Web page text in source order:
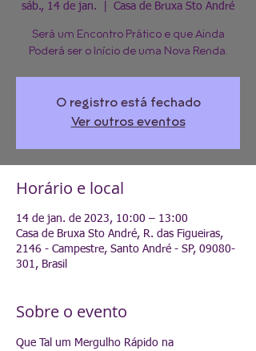
sáb., 14 de jan. Casa de Bruxa Sto André
Será um Encontro Prático e que Ainda
Poderá ser o Início de uma Nova Renda.
O registro está fechado
Ver outros eventos
Horário e local
14 de jan. de 2023, 10:00 – 13:00
Casa de Bruxa Sto André, R. das Figueiras,
2146 - Campestre, Santo André - SP, 09080-
301, Brasil
Sobre o evento
Que Tal um Mergulho Rápido na